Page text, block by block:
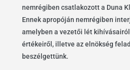
nemrégiben csatlakozott a Duna
Ennek apropóján nemrégiben
amelyben a vezetői lét
értékeiről, illetve az elnökség
beszélgettünk.